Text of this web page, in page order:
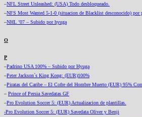
–NFL Street Unleashed: (USA) Todo desbloqueado.
–NFS Most Wanted 5-1-0 (situacion de Blacklist desconocido) por
–NHL ’07 – Subido por hyuga
O
P
–Padrino USA 100% – Subido por Hyuga
–Peter Jackson´s King Kong: (EUR)100%
–Piratas del Caribe – El Cofre del Hombre Muerto (EUR) 95%
– Prince of Persia Savedatas GF
–Pro Evolution Soccer 5: (EUR) Actualizacion de plantillas.
-Pro Evolution Soccer 5: (EUR) Savedata Oliver y Benji